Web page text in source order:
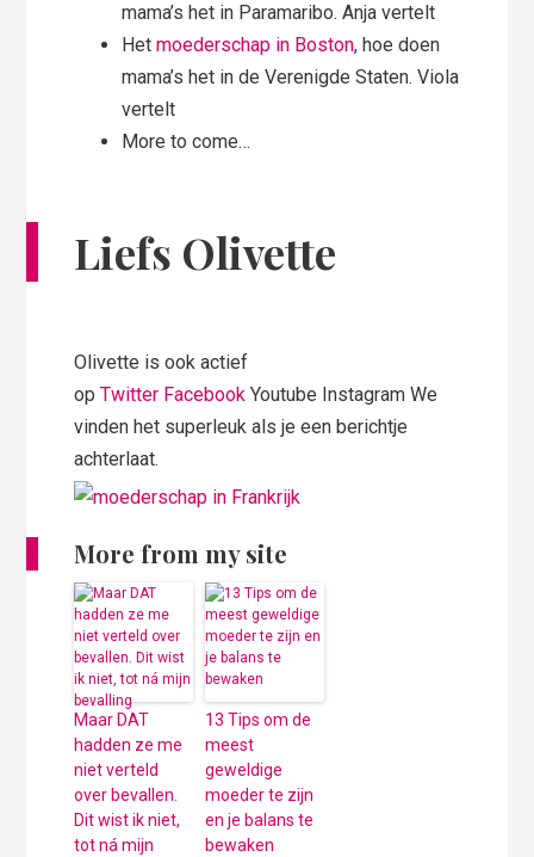
mama’s het in Paramaribo. Anja vertelt
Het moederschap in Boston, hoe doen
mama’s het in de Verenigde Staten. Viola
vertelt
More to come…
Liefs Olivette
Olivette is ook actief
opTwitter Facebook Youtube Instagram We
vinden het superleuk als je een berichtje
achterlaat.
More from my site
Maar DAT
hadden ze me
niet verteld
over bevallen.
Dit wist ik niet,
tot ná mijn
13 Tips om de
meest
geweldige
moeder te zijn
en je balans te
bewaken